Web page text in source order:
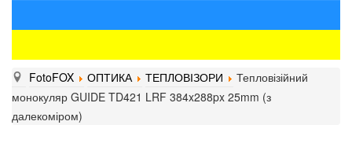
FotoFOX ОПТИКА ТЕПЛОВІЗОРИ
Тепловізійний
монокуляр GUIDE TD421 LRF 384x288px 25mm (з
далекоміром)